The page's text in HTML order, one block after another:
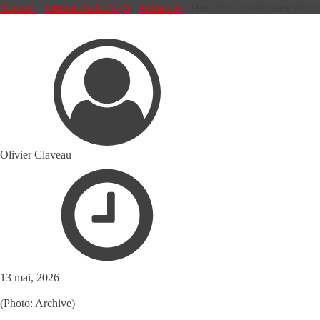
Accueil Journal Radio 92,5 Actualités
Olivier Claveau
13 mai, 2026
(Photo: Archive)